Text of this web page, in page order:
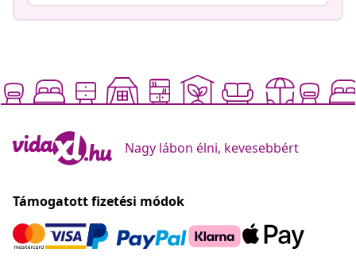
Nagy lábon élni, kevesebbért
Támogatott fizetési módok